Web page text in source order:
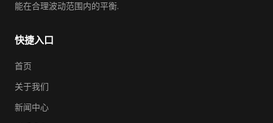
能在合理波动范围内的平衡.
快捷入口
首页
关于我们
新闻中心